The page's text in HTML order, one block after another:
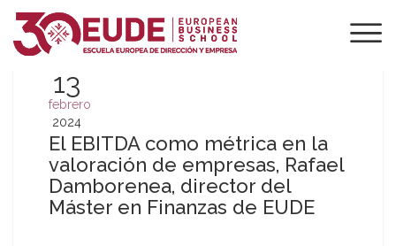
13
febrero
2024
El EBITDA como métrica en la
valoración de empresas, Rafael
Damborenea, director del
Máster en Finanzas de EUDE